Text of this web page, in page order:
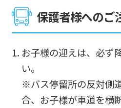
保護者様へのご
お子様の迎えは、必ず
い。
※バス停留所の反対側
合、お子様が車道を横